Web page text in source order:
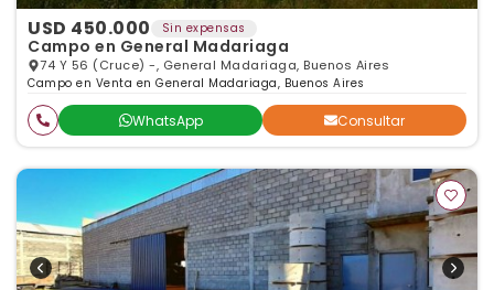
USD 450.000 Sin expensas
Campo en General Madariaga
74 Y 56 (Cruce) -, General Madariaga, Buenos Aires
Campo en Venta en General Madariaga, Buenos Aires
WhatsApp Consultar